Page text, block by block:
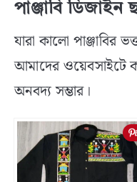
পাঞ্জাবি ডিজাইন
যারা কালো পাঞ্জাবির
আমাদের ওয়েবসাইটে
অনবদ্য সম্ভার।